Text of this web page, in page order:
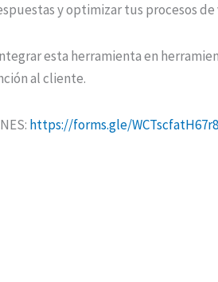
y optimizar tus procesos de
esta herramienta en
al cliente.
https://forms.gle/